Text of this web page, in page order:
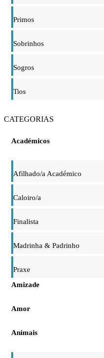
Primos
Sobrinhos
Sogros
Tios
CATEGORIAS
Académicos
Afilhado/a Académico
Caloiro/a
Finalista
Madrinha & Padrinho
Praxe
Amizade
Amor
Animais